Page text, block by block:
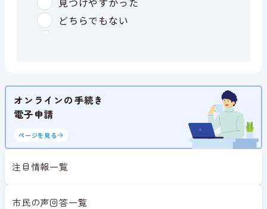
オンラインの手続き
電子申請
ページを見る
注目情報一覧
市民の声回答一覧